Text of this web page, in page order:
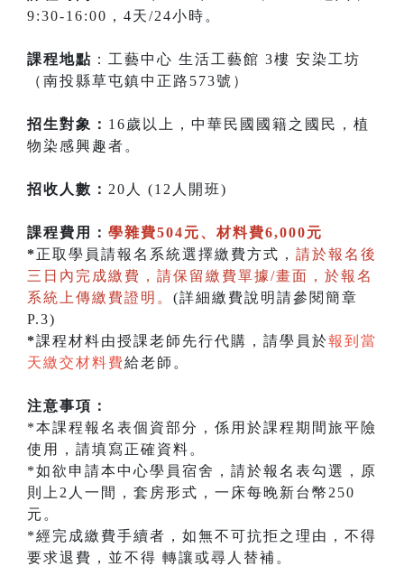
9:30-16:00，4天/24小時。
課程地點 ：工藝中心 生活工藝館 3樓 安染工坊
（南投縣草屯鎮中正路573號）
招生對象： 16歲以上，中華民國國籍之國民，植
物染感興趣者。
招收人數： 20人 (12人開班)
課程費用： 學雜費504元、材料費6,000元
* 正取學員請報名系統選擇繳費方式， 請於報名後
三日內完成繳費，請保留繳費單據/畫面，於報名
系統上傳繳費證明。 (詳細繳費說明請參閱簡章
P.3)
*課程材料由授課老師先行代購，請學員於報到當
天繳交材料費給老師。
注意事項：
*本課程報名表個資部分，係用於課程期間旅平險
使用，請填寫正確資料。
*如欲申請本中心學員宿舍，請於報名表勾選，原
則上2人一間，套房形式，一床每晚新台幣250
元。
*經完成繳費手續者，如無不可抗拒之理由，不得
要求退費，並不得 轉讓或尋人替補。